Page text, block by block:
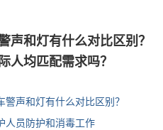
声和灯有什么对比区别？
人均匹配需求吗？
声和灯有什么对比区别？
人员防护和消毒工作